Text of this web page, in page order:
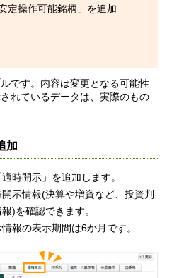
定操作可能銘柄」を追加
です。内容は変更となる可能性
れているデータは、実際のもの
加
時開示」を追加します。
示情報(決算や増資など、投資判
)を確認できます。
報の表示期間は6か月です。